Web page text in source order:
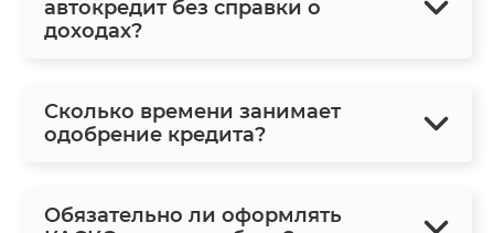
автокредит без справки о
доходах?
Сколько времени занимает
одобрение кредита?
Обязательно ли оформлять